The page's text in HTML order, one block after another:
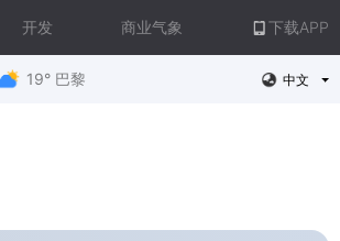
开发 商业气象 下载APP
19° 巴黎 中文